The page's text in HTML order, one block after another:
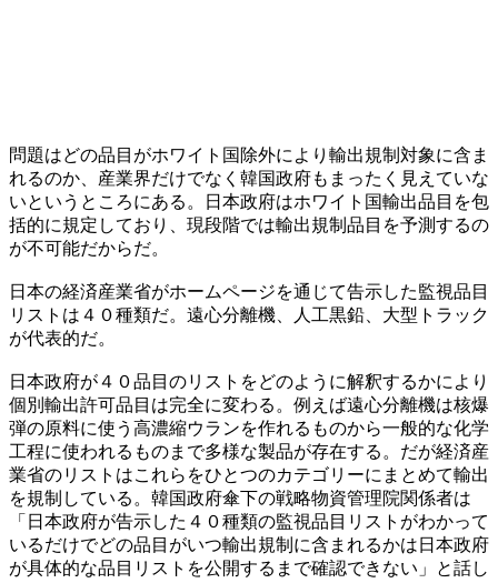
問題はどの品目がホワイト国除外により輸出規制対象に含ま
れるのか、産業界だけでなく韓国政府もまったく見えていな
いというところにある。日本政府はホワイト国輸出品目を包
括的に規定しており、現段階では輸出規制品目を予測するの
が不可能だからだ。
日本の経済産業省がホームページを通じて告示した監視品目
リストは４０種類だ。遠心分離機、人工黒鉛、大型トラック
が代表的だ。
日本政府が４０品目のリストをどのように解釈するかにより
個別輸出許可品目は完全に変わる。例えば遠心分離機は核爆
弾の原料に使う高濃縮ウランを作れるものから一般的な化学
工程に使われるものまで多様な製品が存在する。だが経済産
業省のリストはこれらをひとつのカテゴリーにまとめて輸出
を規制している。韓国政府傘下の戦略物資管理院関係者は
「日本政府が告示した４０種類の監視品目リストがわかって
いるだけでどの品目がいつ輸出規制に含まれるかは日本政府
が具体的な品目リストを公開するまで確認できない」と話し